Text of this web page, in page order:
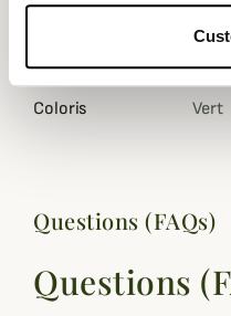
Matière
Coloris Vert
Questions (FAQs)
Questions